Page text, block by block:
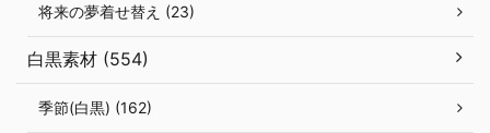
将来の夢着せ替え (23)
白黒素材 (554)
季節(白黒) (162)